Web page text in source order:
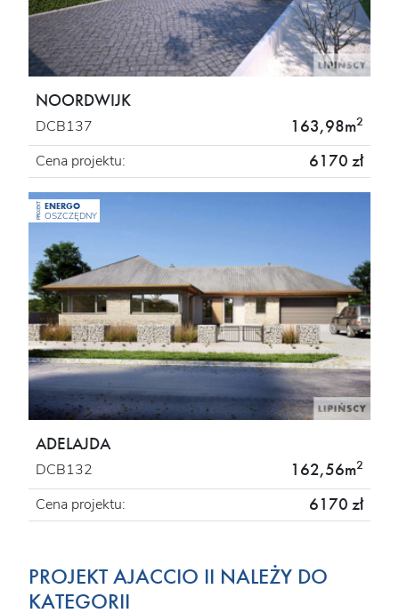
NOORDWIJK
DCB137 163,98m2
Cena projektu: 6170 zł
PROJEKT ENERGO
OSZCZĘDNY
ADELAJDA
DCB132 162,56m2
Cena projektu: 6170 zł
PROJEKT AJACCIO II NALEŻY DO
KATEGORII